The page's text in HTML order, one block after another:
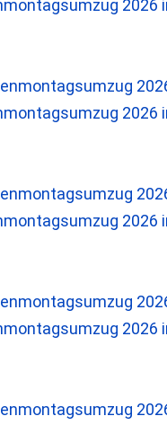
2026
2026
2026
2026